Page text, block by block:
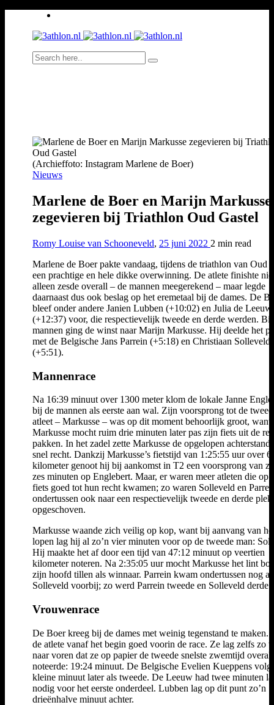
(Archieffoto: Instagram Marlene de Boer)
Nieuws
Marlene de Boer en Marijn Markusse
zegevieren bij Triathlon Oud Gastel
Romy Louise van Schooneveld, 25 juni 2022 2 min read
Marlene de Boer pakte vandaag, tijdens de triathlon van Oud
een prachtige en hele dikke overwinning. De atlete finishte
alleen zesde overall – de mannen meegerekend – maar legde
daarnaast dus ook beslag op het eremetaal bij de dames. De
bleef onder andere Janien Lubben (+10:02) en Julia de Leeuw
(+12:37) voor, die respectievelijk tweede en derde werden. Bij
mannen ging de winst naar Marijn Markusse. Hij deelde het
met de Belgische Jans Parrein (+5:18) en Christiaan Solleveld
(+5:51).
Mannenrace
Na 16:39 minuut over 1300 meter klom de lokale Janne
bij de mannen als eerste aan wal. Zijn voorsprong tot de
atleet – Markusse – was op dit moment behoorlijk groot, want
Markusse mocht ruim drie minuten later pas zijn fiets uit de
pakken. In het zadel zette Markusse de opgelopen achterstand
snel recht. Dankzij Markusse’s fietstijd van 1:25:55 uur over
kilometer genoot hij bij aankomst in T2 een voorsprong van
zes minuten op Englebert. Maar, er waren meer atleten die op
fiets goed tot hun recht kwamen; zo waren Solleveld en
ondertussen ook naar een respectievelijk tweede en derde plek
opgeschoven.
Markusse waande zich veilig op kop, want bij aanvang van
lopen lag hij al zo’n vier minuten voor op de tweede man:
Hij maakte het af door een tijd van 47:12 minuut op veertien
kilometer noteren. Na 2:35:05 uur mocht Markusse het lint
zijn hoofd tillen als winnaar. Parrein kwam ondertussen nog
Solleveld voorbij; zo werd Parrein tweede en Solleveld derde.
Vrouwenrace
De Boer kreeg bij de dames met weinig tegenstand te maken.
de atlete vanaf het begin goed voorin de race. Ze lag zelfs zo
naar voren dat ze op papier de tweede snelste zwemtijd overall
noteerde: 19:24 minuut. De Belgische Evelien Kueppens
kleine minuut later als tweede. De Leeuw had twee minuten
nodig voor het eerste onderdeel. Lubben lag op dit punt zo’n
drieënhalve minuut achter.